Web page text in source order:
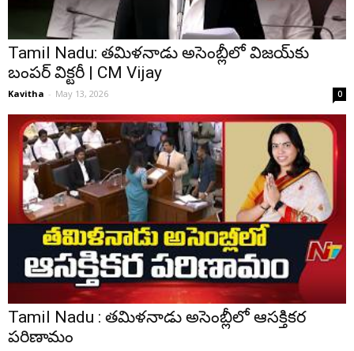
Tamil Nadu: తమిళనాడు అసెంబ్లీలో విజయ్⁪కు
బంపర్ విక్టరీ | CM Vijay
Kavitha - May 13, 2026 0
Tamil Nadu : తమిళనాడు అసెంబ్లీలో ఆసక్తికర
పరిణామం